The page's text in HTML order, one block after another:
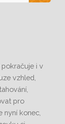
i v
vzhled,
pro
nyní konec,